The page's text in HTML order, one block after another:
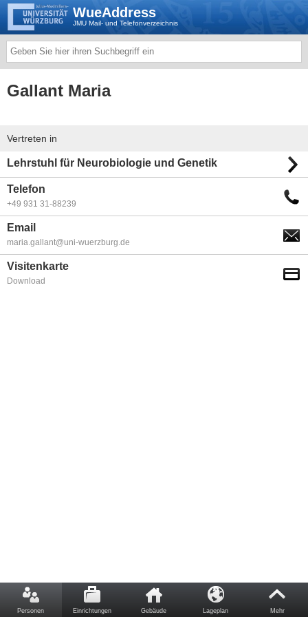
WueAddress
JMU Mail- und Telefonverzeichnis
Gallant Maria
Vertreten in
Lehrstuhl für Neurobiologie und Genetik
Telefon
+49 931 31-88239
Email
maria.gallant@uni-wuerzburg.de
Visitenkarte
Download
Personen Einrichtungen Gebäude Lageplan Mehr